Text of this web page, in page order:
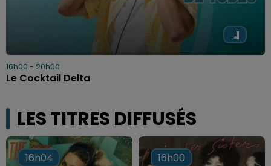
16h00 - 20h00
Le Cocktail Delta
LES TITRES DIFFUSÉS
16h04
16h04 16h00
16h00